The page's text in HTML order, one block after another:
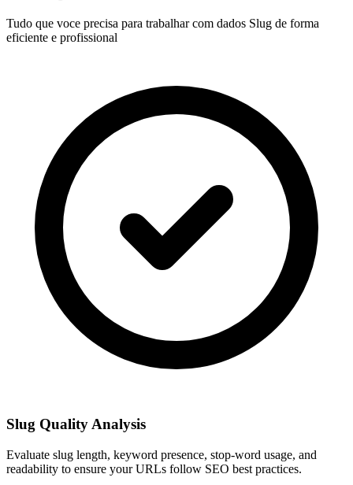
Tudo que voce precisa para trabalhar com dados Slug de forma
eficiente e profissional
Slug Quality Analysis
Evaluate slug length, keyword presence, stop-word usage, and
readability to ensure your URLs follow SEO best practices.